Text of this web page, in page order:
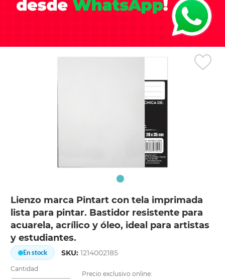
Lienzo marca Pintart con tela imprimada
lista para pintar. Bastidor resistente para
acuarela, acrílico y óleo, ideal para artistas
y estudiantes.
En stock SKU:1214002185
Cantidad
Precio exclusivo online: